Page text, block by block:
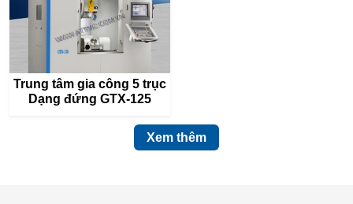
Trung tâm gia công 5 trục
Dạng đứng GTX-125
Xem thêm